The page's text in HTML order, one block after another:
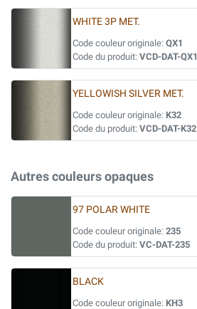
WHITE 3P MET.
Code couleur originale: QX1
Code du produit: VCD-DAT-QX1
YELLOWISH SILVER MET.
Code couleur originale: K32
Code du produit: VCD-DAT-K32
Autres couleurs opaques
97 POLAR WHITE
Code couleur originale: 235
Code du produit: VC-DAT-235
BLACK
Code couleur originale: KH3